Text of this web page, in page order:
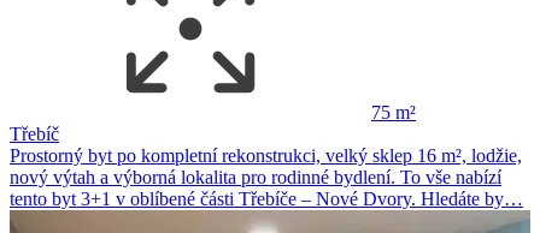
75 m²
Třebíč
Prostorný byt po kompletní rekonstrukci, velký sklep 16 m², lodžie,
nový výtah a výborná lokalita pro rodinné bydlení. To vše nabízí
tento byt 3+1 v oblíbené části Třebíče – Nové Dvory. Hledáte by…